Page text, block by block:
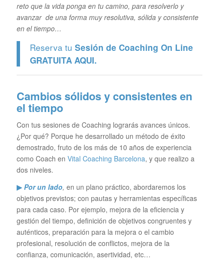
reto que la vida ponga en tu camino, para resolverlo y
avanzar de una forma muy resolutiva, sólida y consistente
en el tiempo…
Reserva tu Sesión de Coaching On Line
GRATUITA AQUI.
Cambios sólidos y consistentes en
el tiempo
Con tus sesiones de Coaching lograrás avances únicos.
¿Por qué? Porque he desarrollado un método de éxito
demostrado, fruto de los más de 10 años de experiencia
como Coach en Vital Coaching Barcelona, y que realizo a
dos niveles.
▶Por un lado, en un plano práctico, abordaremos los
objetivos previstos; con pautas y herramientas específicas
para cada caso. Por ejemplo, mejora de la eficiencia y
gestión del tiempo, definición de objetivos congruentes y
auténticos, preparación para la mejora o el cambio
profesional, resolución de conflictos, mejora de la
confianza, comunicación, asertividad, etc…